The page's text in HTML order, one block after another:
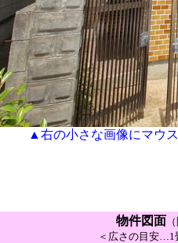
▲右の小さな画像にマウ
物件図面
＜広さの目安…1